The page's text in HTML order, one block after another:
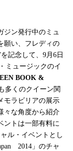
ン発行中のミュ
願い、フレディの
を記念して、 9月 6 日
ミュージックのイ
BOOK &
多くのクイーン関
モラビリアの展示
々な角度から紹介
ントは一部有料に
ル・イベントとし
2014 」のチャ